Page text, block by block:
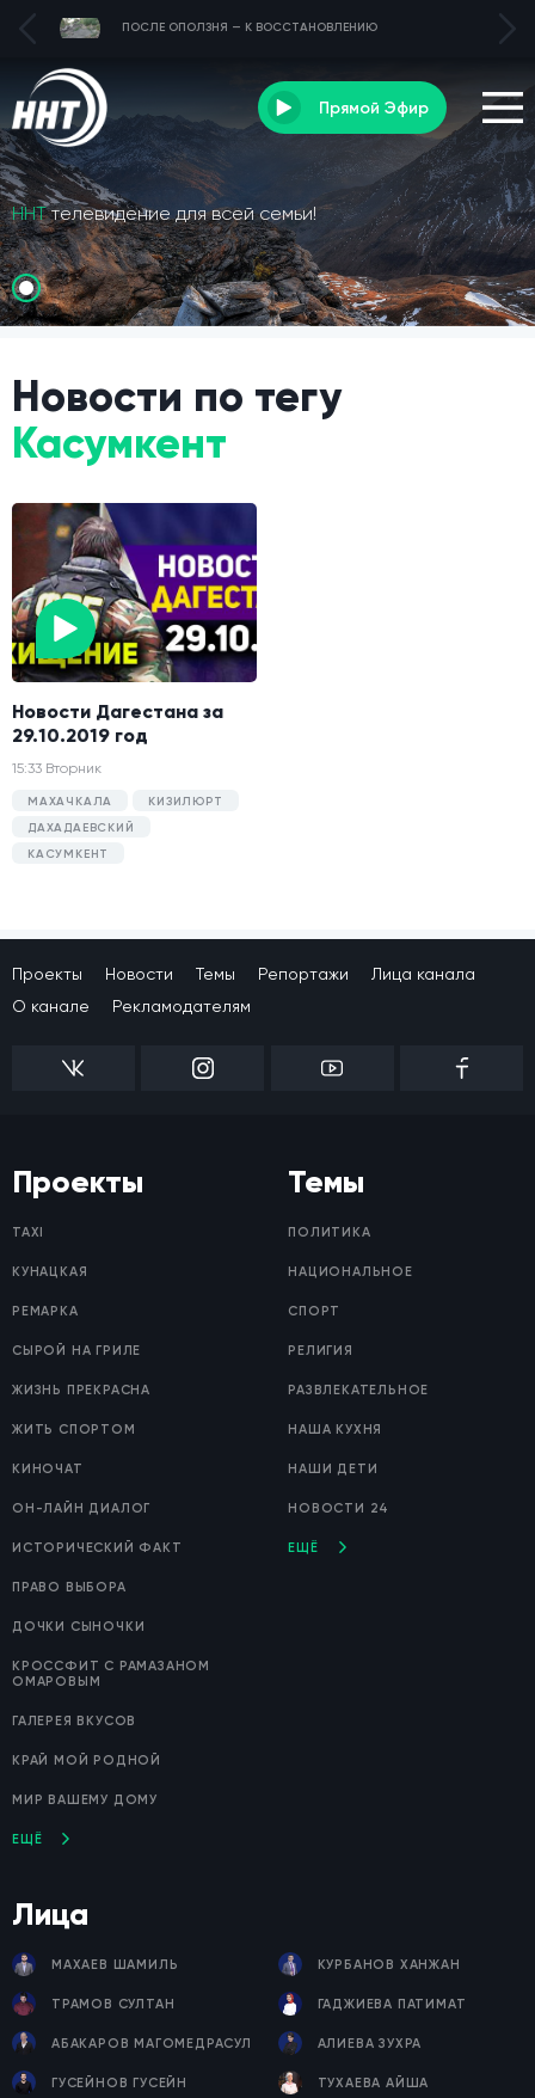
ПОСЛЕ ОПОЛЗНЯ — К ВОССТАНОВЛЕНИЮ
Прямой Эфир
ННТтелевидение для всей семьи!
Новости по тегу
Касумкент
Новости Дагестана за
29.10.2019 год
15:33 Вторник
МАХАЧКАЛА
КИЗИЛЮРТ
ДАХАДАЕВСКИЙ
КАСУМКЕНТ
Проекты Новости Темы Репортажи
Лица канала
О канале
Рекламодателям
Проекты
TAXI
КУНАЦКАЯ
РЕМАРКА
СЫРОЙ НА ГРИЛЕ
ЖИЗНЬ ПРЕКРАСНА
ЖИТЬ СПОРТОМ
КИНОЧАТ
ОН-ЛАЙН ДИАЛОГ
ИСТОРИЧЕСКИЙ ФАКТ
ПРАВО ВЫБОРА
ДОЧКИ СЫНОЧКИ
КРОССФИТ С РАМАЗАНОМ
ОМАРОВЫМ
ГАЛЕРЕЯ ВКУСОВ
КРАЙ МОЙ РОДНОЙ
МИР ВАШЕМУ ДОМУ
ЕЩЁ
Темы
ПОЛИТИКА
НАЦИОНАЛЬНОЕ
СПОРТ
РЕЛИГИЯ
РАЗВЛЕКАТЕЛЬНОЕ
НАША КУХНЯ
НАШИ ДЕТИ
НОВОСТИ 24
ЕЩЁ
Лица
МАХАЕВ ШАМИЛЬ КУРБАНОВ ХАНЖАН
ТРАМОВ СУЛТАН ГАДЖИЕВА ПАТИМАТ
АБАКАРОВ МАГОМЕДРАСУЛ АЛИЕВА ЗУХРА
ГУСЕЙНОВ ГУСЕЙН ТУХАЕВА АЙША